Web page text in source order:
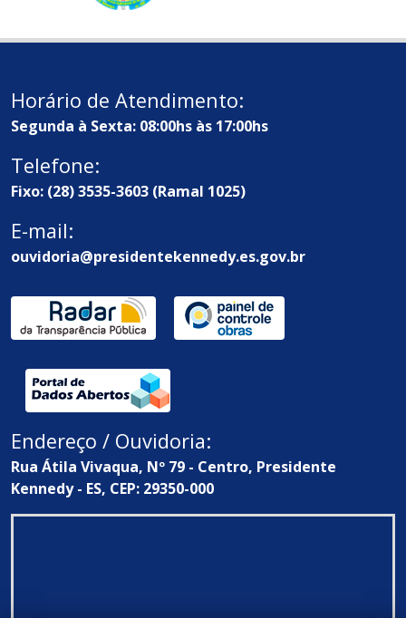
Horário de Atendimento:
Segunda à Sexta: 08:00hs às 17:00hs
Telefone:
Fixo: (28) 3535-3603 (Ramal 1025)
E-mail:
ouvidoria@presidentekennedy.es.gov.br
Endereço / Ouvidoria:
Rua Átila Vivaqua, Nº 79 - Centro, Presidente
Kennedy - ES, CEP: 29350-000